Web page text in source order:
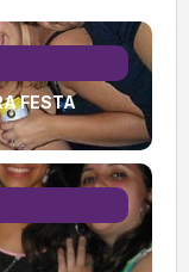
FESTA